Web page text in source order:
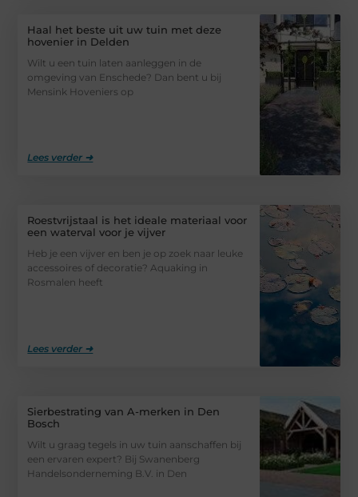
Haal het beste uit uw tuin met deze
hovenier in Delden
Wilt u een tuin laten aanleggen in de
omgeving van Enschede? Dan bent u bij
Mensink Hoveniers op
Lees verder ➜
Roestvrijstaal is het ideale materiaal voor
een waterval voor je vijver
Heb je een vijver en ben je op zoek naar leuke
accessoires of decoratie? Aquaking in
Rosmalen heeft
Lees verder ➜
Sierbestrating van A-merken in Den
Bosch
Wilt u graag tegels in uw tuin aanschaffen bij
een ervaren expert? Bij Swanenberg
Handelsonderneming B.V. in Den